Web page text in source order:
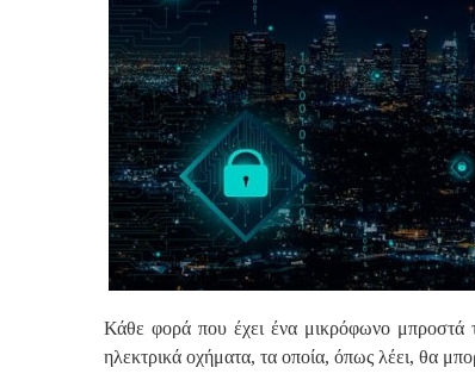
Κάθε φορά που έχει ένα μικρόφωνο μπροστά
ηλεκτρικά οχήματα, τα οποία, όπως λέει, θα